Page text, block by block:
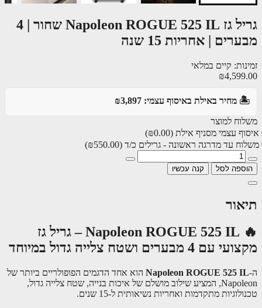
גריל גז Napoleon ROGUE 525 IL שחור | 4
| אחריות 15 שנה
קיים במלאי
מחיר באילת באיסוף עצמי: ₪3,897
למוצר
עצמי מסניף אילת(₪0.00)
עד מדרגה ראשונה - גרילים כ/ד (₪550.00)
לסל קנה עכשיו
🔥 Napoleon ROGUE 525 IL – גריל גז
4 מבערים ושטח צלייה גדול במיוחד
Napoleon ROGUE 525הוא אחד הדגמים הפופולריים ביותר של
Napoleon, המציע שילוב מושלם של איכות בנייה, שטח צלייה גדול,
מתקדמות ואחריות נשיאותית ל-15 שנים.